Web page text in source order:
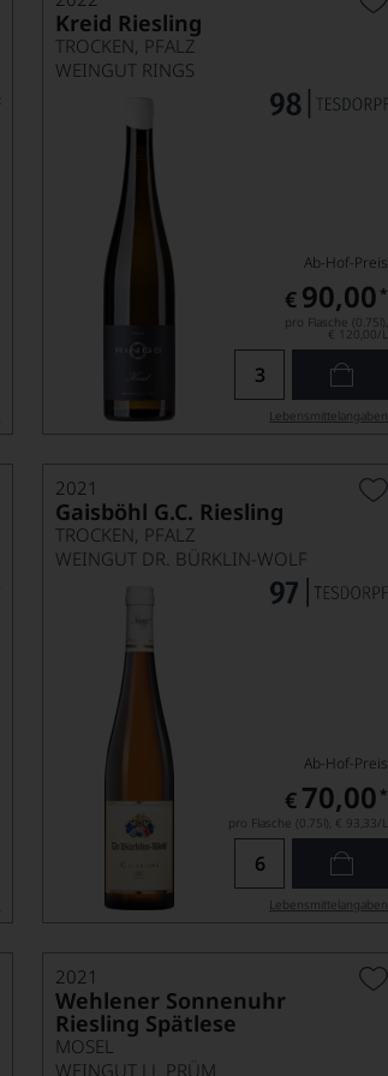
Kreid Riesling
TROCKEN, PFALZ
WEINGUT RINGS
Ab-Hof-Preis
€ 90,00 *
pro Flasche (0.75l),
€ 120,00/L
Lebensmittel­angaben
2021
Gaisböhl G.C. Riesling
TROCKEN, PFALZ
WEINGUT DR. BÜRKLIN-WOLF
Ab-Hof-Preis
€ 70,00 *
pro Flasche (0.75l), € 93,33/L
Lebensmittel­angaben
2021
Wehlener Sonnenuhr
Riesling Spätlese
MOSEL
WEINGUT J.J. PRÜM